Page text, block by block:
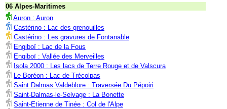
06 Alpes-Maritimes
Auron : Auron
Castérino : Lac des grenouilles
Castérino : Les gravures de Fontanable
Engiboï : Lac de la Fous
Engiboï : Vallée des Merveilles
Isola 2000 : Les lacs de Terre Rouge et de Valscura
Le Boréon : Lac de Trécolpas
Saint Dalmas Valdeblore : Traversée Du Pépoiri
Saint-Dalmas-le-Selvage : La Bonette
Saint-Etienne de Tinée : Col de l'Alpe